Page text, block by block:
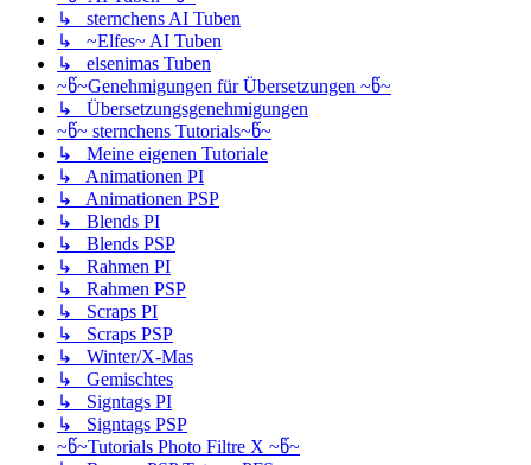
↳ sternchens AI Tuben
↳ ~Elfes~ AI Tuben
↳ elsenimas Tuben
~წ~Genehmigungen für Übersetzungen ~წ~
↳ Übersetzungsgenehmigungen
~წ~ sternchens Tutorials~წ~
↳ Meine eigenen Tutoriale
↳ Animationen PI
↳ Animationen PSP
↳ Blends PI
↳ Blends PSP
↳ Rahmen PI
↳ Rahmen PSP
↳ Scraps PI
↳ Scraps PSP
↳ Winter/X-Mas
↳ Gemischtes
↳ Signtags PI
↳ Signtags PSP
~წ~Tutorials Photo Filtre X ~წ~